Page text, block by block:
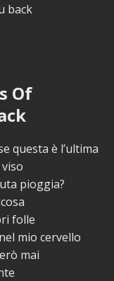
back
Of
questa è l’ultima
pioggia?
folle
mio cervello
mai